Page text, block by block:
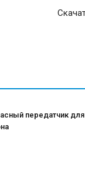
передатчик для